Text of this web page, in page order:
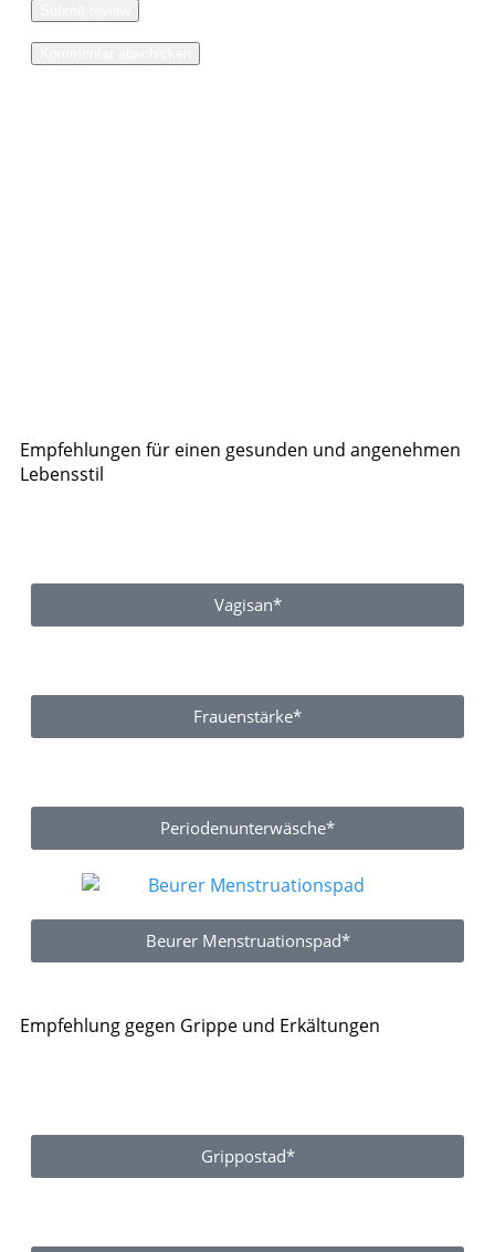
Empfehlungen für einen gesunden und angenehmen
Lebensstil
Vagisan*
Frauenstärke*
Periodenunterwäsche*
Beurer Menstruationspad*
Empfehlung gegen Grippe und Erkältungen
Grippostad*